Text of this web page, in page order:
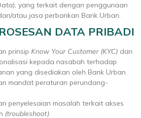
yang terkait dengan penggunaan
atau jasa perbankan Bank Urban.
DATA PRIBADI
prinsip Know Your Customer (KYC) dan
kepada nasabah terhadap
yang disediakan oleh Bank Urban.
mandat peraturan perundang-
penyelesaian masalah terkait akses
(troubleshoot).